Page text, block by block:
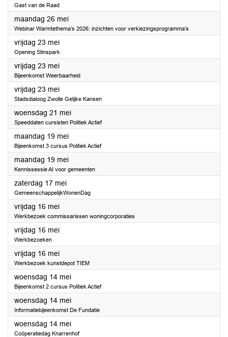
Gast van de Raad
maandag 26 mei2025
Webinar Warmtethema’s 2026: inzichten voor verkiezingsprogramma’s
vrijdag 23 mei2025
Opening Stinspark
vrijdag 23 mei2025
Bijeenkomst Weerbaarheid
vrijdag 23 mei2025
Stadsdialoog Zwolle Gelijke Kansen
woensdag 21 mei2025
Speeddaten cursisten Politiek Actief
maandag 19 mei2025
Bijeenkomst 3 cursus Politiek Actief
maandag 19 mei2025
Kennissessie AI voor gemeenten
zaterdag 17 mei2025
GemeenschappelijkWonenDag
vrijdag 16 mei2025
Werkbezoek commissarissen woningcorporaties
vrijdag 16 mei2025
Werkbezoeken
vrijdag 16 mei2025
Werkbezoek kunstdepot TIEM
woensdag 14 mei2025
Bijeenkomst 2 cursus Politiek Actief
woensdag 14 mei2025
Informatiebijeenkomst De Fundatie
woensdag 14 mei2025
Coöperatiedag Knarrenhof